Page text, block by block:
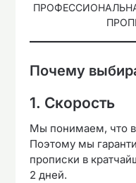
Почему
1. Скорость
Мы понимаем, что
Поэтому мы
прописки в
2 дней.